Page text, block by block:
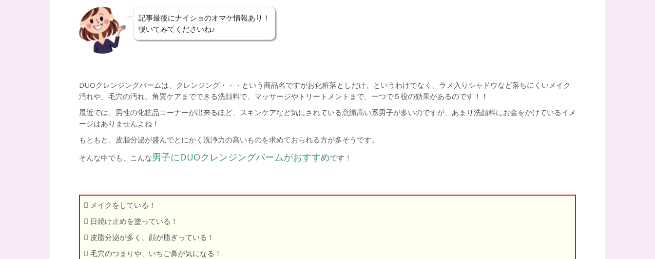
記事最後にナイショのオマケ情報あり！
覗いてみてくださいね♪
DUOクレンジングバームは、クレンジング・・・という商品名ですがお化粧落としだけ、というわけでなく、ラメ入りシャドウなど落ちにくいメイク
汚れや、毛穴の汚れ、角質ケアまでできる洗顔料で、マッサージやトリートメントまで、一つで５役の効果があるのです！！
最近では、男性の化粧品コーナーが出来るほど、スキンケアなど気にされている意識高い系男子が多いのですが、あまり洗顔料にお金をかけているイメ
ージはありませんよね！
もともと、皮脂分泌が盛んでとにかく洗浄力の高いものを求めておられる方が多そうです。
そんな中でも、こんな男子にDUOクレンジングバームがおすすめです！
 メイクをしている！
 日焼け止めを塗っている！
 皮脂分泌が多く、顔が脂ぎっている！
 毛穴のつまりや、いちご鼻が気になる！